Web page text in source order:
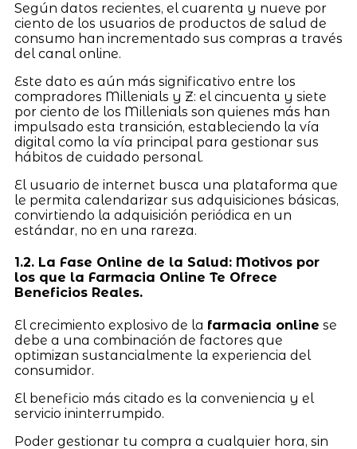
Según datos recientes, el cuarenta y nueve por
ciento de los usuarios de productos de salud de
consumo han incrementado sus compras a través
del canal online.
Este dato es aún más significativo entre los
compradores Millenials y Z: el cincuenta y siete
por ciento de los Millenials son quienes más han
impulsado esta transición, estableciendo la vía
digital como la vía principal para gestionar sus
hábitos de cuidado personal.
El usuario de internet busca una plataforma que
le permita calendarizar sus adquisiciones básicas,
convirtiendo la adquisición periódica en un
estándar, no en una rareza.
1.2. La Fase Online de la Salud: Motivos por
los que la Farmacia Online Te Ofrece
Beneficios Reales.
El crecimiento explosivo de la farmacia online se
debe a una combinación de factores que
optimizan sustancialmente la experiencia del
consumidor.
El beneficio más citado es la conveniencia y el
servicio ininterrumpido.
Poder gestionar tu compra a cualquier hora, sin